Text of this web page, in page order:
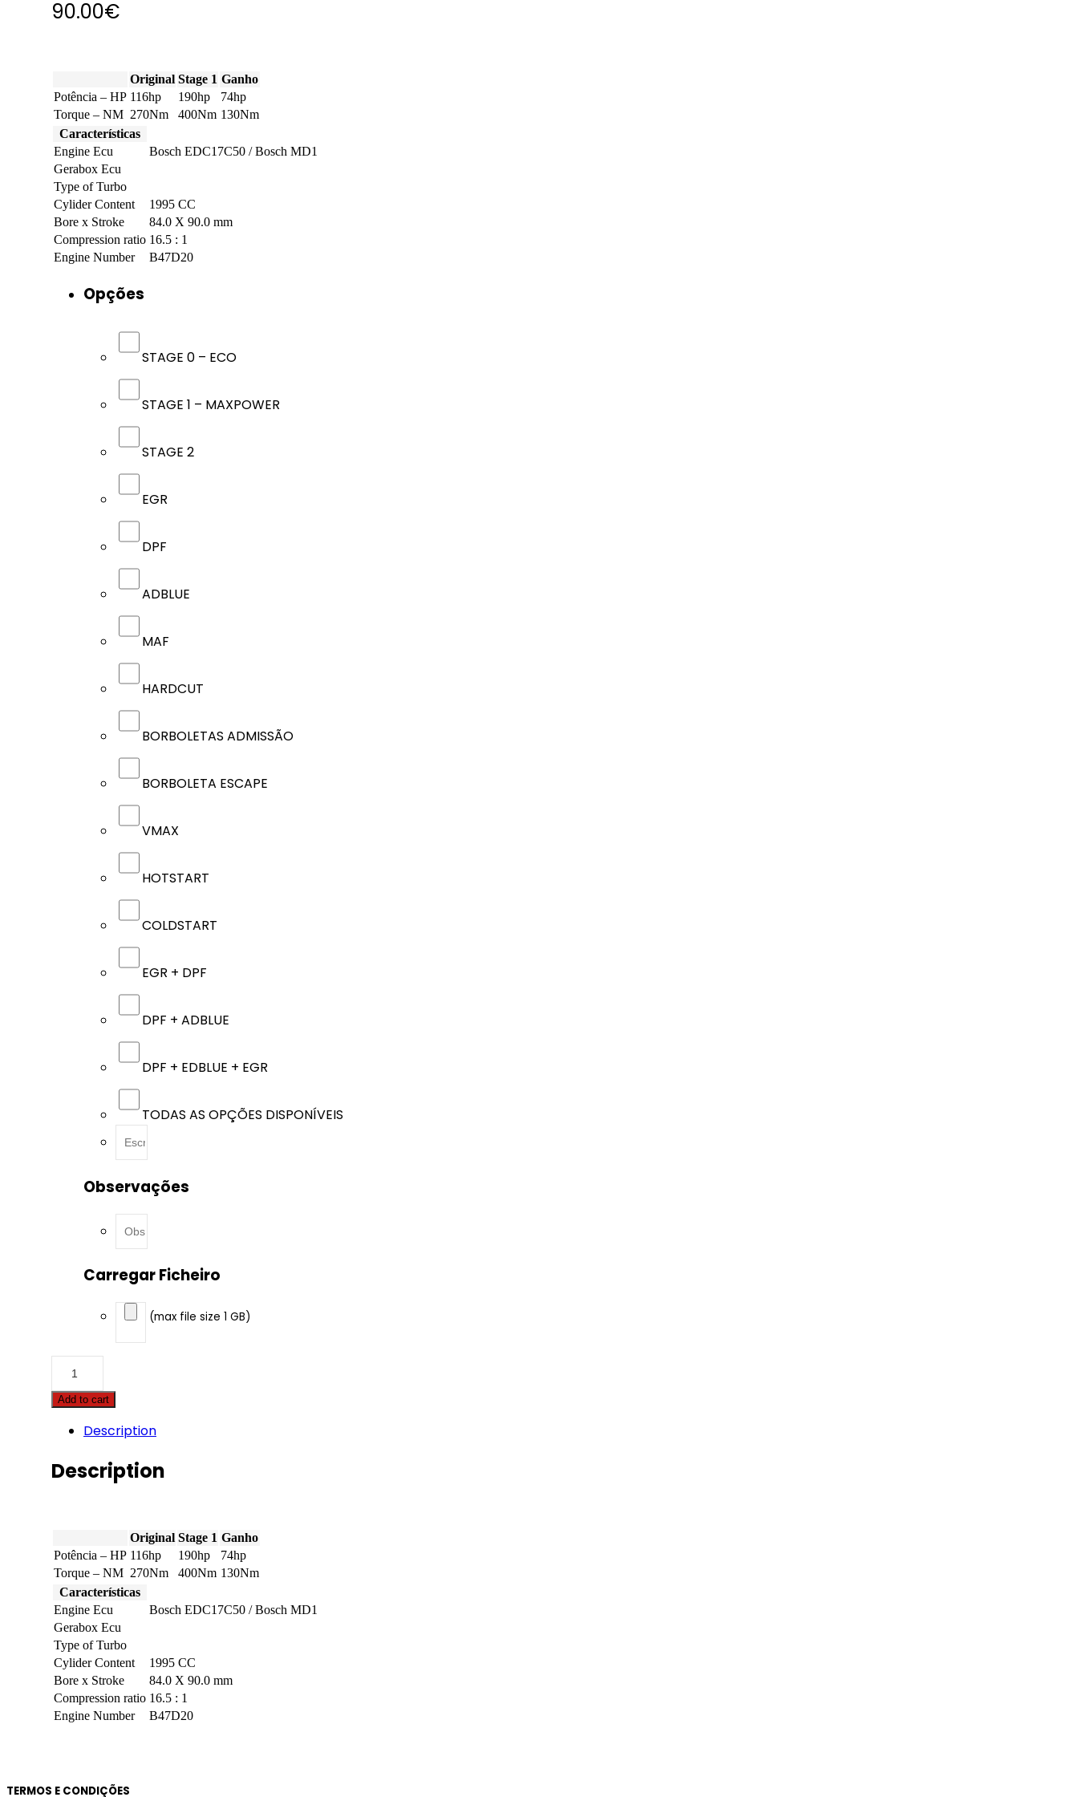
90.00€
Original Stage 1 Ganho
Potência – HP 116hp 190hp
74hp
Torque – NM 270Nm 400Nm 130Nm
Características
Engine Ecu
Bosch EDC17C50 / Bosch MD1
Gerabox Ecu
Type of Turbo
Cylider Content
1995 CC
Bore x Stroke
84.0 X 90.0 mm
Compression ratio 16.5 : 1
Engine Number
B47D20
Opções
STAGE 0 – ECO
STAGE 1 – MAXPOWER
STAGE 2
EGR
DPF
ADBLUE
MAF
HARDCUT
BORBOLETAS ADMISSÃO
BORBOLETA ESCAPE
VMAX
HOTSTART
COLDSTART
EGR + DPF
DPF + ADBLUE
DPF + EDBLUE + EGR
TODAS AS OPÇÕES DISPONÍVEIS
Observações
Carregar Ficheiro
(max file size 1 GB)
3
serie
316d
quantity
Add to cart
Description
Description
Original Stage 1 Ganho
Potência – HP 116hp 190hp
74hp
Torque – NM 270Nm 400Nm 130Nm
Características
Engine Ecu
Bosch EDC17C50 / Bosch MD1
Gerabox Ecu
Type of Turbo
Cylider Content
1995 CC
Bore x Stroke
84.0 X 90.0 mm
Compression ratio 16.5 : 1
Engine Number
B47D20
TERMOS E CONDIÇÕES